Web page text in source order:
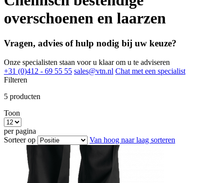
overschoenen en laarzen
Vragen, advies of hulp nodig bij uw keuze?
Onze specialisten staan voor u klaar om u te adviseren
+31 (0)412 - 69 55 55 sales@vtn.nl Chat met een specialist
Filteren
5 producten
Toon
per pagina
Sorteer op
Van hoog naar laag sorteren